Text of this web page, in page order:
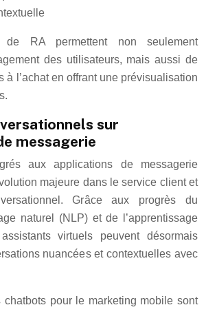
de RA permettent non seulement
des utilisateurs, mais aussi de
à l’achat en offrant une prévisualisation
sur
messagerie
aux applications de messagerie
majeure dans le service client et
Grâce aux progrès du
naturel (NLP) et de l’apprentissage
virtuels peuvent désormais
nuancées et contextuelles avec
chatbots pour le marketing mobile sont